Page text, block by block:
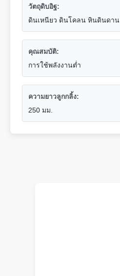
วัตถุดิบอิฐ:
ดินเหนียว ดินโคลน หินดินดาน
คุณสมบัติ:
การใช้พลังงานต่ำ
ความยาวลูกกลิ้ง:
250 มม.